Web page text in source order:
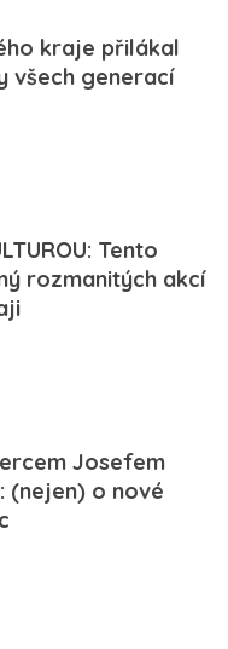
kraje přilákal
všech generací
Tento
rozmanitých akcí
Josefem
(nejen) o nové